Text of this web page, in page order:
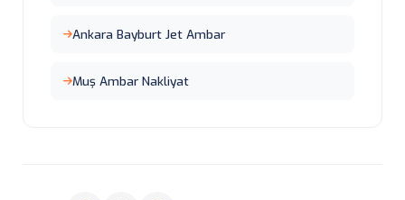
Ankara Bayburt Jet Ambar
Muş Ambar Nakliyat